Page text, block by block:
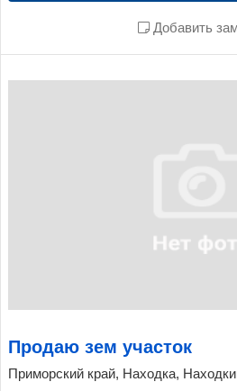
Добавить
Продаю зем участок
Приморский край, Находка,